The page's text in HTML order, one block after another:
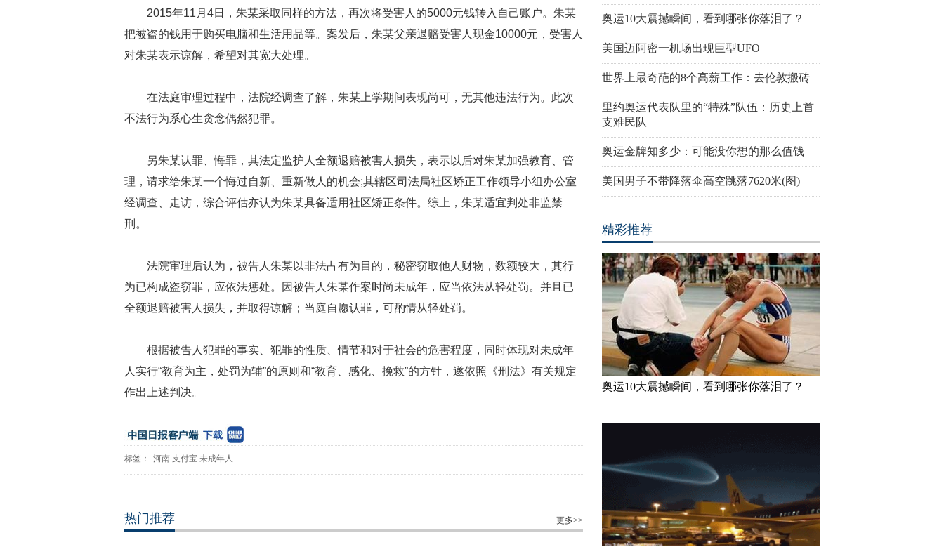
2015年11 月 4日，朱某采取同样的方法，再次将受害人的5000元钱转入自己账户。朱某
把被盗的钱用于购买电脑和生活用品等。案发后，朱某父亲退赔受害人现金10000元，受害人
对朱某表示谅解，希望对其宽大处理。
在法庭审理过程中，法院经调查了解，朱某上学期间表现尚可，无其他违法行为。此次
不法行为系心生贪念偶然犯罪。
另朱某认罪、悔罪，其法定监护人全额退赔被害人损失，表示以后对朱某加强教育、管
理，请求给朱某一个悔过自新、重新做人的机会;其辖区司法局社区矫正工作领导小组办公室
经调查、走访，综合评估亦认为朱某具备适用社区矫正条件。综上，朱某适宜判处非监禁
刑。
法院审理后认为，被告人朱某以非法占有为目的，秘密窃取他人财物，数额较大，其行
为已构成盗窃罪，应依法惩处。因被告人朱某作案时尚未成年，应当依法从轻处罚。并且已
全额退赔被害人损失，并取得谅解；当庭自愿认罪，可酌情从轻处罚。
根据被告人犯罪的事实、犯罪的性质、情节和对于社会的危害程度，同时体现对未成年
人实行“教育为主，处罚为辅”的原则和“教育、感化、挽救”的方针，遂依照《刑法》有关规定
作出上述判决。
标签： 河南 支付宝 未成年人
热门推荐 更多>>
奥运10大震撼瞬间，看到哪张你落泪了？
美国迈阿密一机场出现巨型UFO
世界上最奇葩的8个高薪工作：去伦敦搬砖
里约奥运代表队里的“特殊”队伍：历史上首
支难民队
奥运金牌知多少：可能没你想的那么值钱
美国男子不带降落伞高空跳落7620米(图)
精彩推荐
奥运10大震撼瞬间，看到哪张你落泪了？